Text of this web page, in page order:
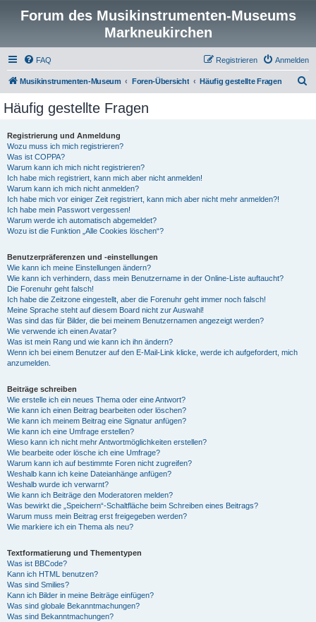
Forum des Musikinstrumenten-Museums
Markneukirchen
FAQ Anmelden
Registrieren
Musikinstrumenten-Museum Foren-Übersicht Häufig gestellte Fragen
Häufig gestellte Fragen
Registrierung und Anmeldung
Wozu muss ich mich registrieren?
Was ist COPPA?
Warum kann ich mich nicht registrieren?
Ich habe mich registriert, kann mich aber nicht anmelden!
Warum kann ich mich nicht anmelden?
Ich habe mich vor einiger Zeit registriert, kann mich aber nicht mehr anmelden?!
Ich habe mein Passwort vergessen!
Warum werde ich automatisch abgemeldet?
Wozu ist die Funktion „Alle Cookies löschen“?
Benutzerpräferenzen und -einstellungen
Wie kann ich meine Einstellungen ändern?
Wie kann ich verhindern, dass mein Benutzername in der Online-Liste auftaucht?
Die Forenuhr geht falsch!
Ich habe die Zeitzone eingestellt, aber die Forenuhr geht immer noch falsch!
Meine Sprache steht auf diesem Board nicht zur Auswahl!
Was sind das für Bilder, die bei meinem Benutzernamen angezeigt werden?
Wie verwende ich einen Avatar?
Was ist mein Rang und wie kann ich ihn ändern?
Wenn ich bei einem Benutzer auf den E-Mail-Link klicke, werde ich aufgefordert, mich
anzumelden.
Beiträge schreiben
Wie erstelle ich ein neues Thema oder eine Antwort?
Wie kann ich einen Beitrag bearbeiten oder löschen?
Wie kann ich meinem Beitrag eine Signatur anfügen?
Wie kann ich eine Umfrage erstellen?
Wieso kann ich nicht mehr Antwortmöglichkeiten erstellen?
Wie bearbeite oder lösche ich eine Umfrage?
Warum kann ich auf bestimmte Foren nicht zugreifen?
Weshalb kann ich keine Dateianhänge anfügen?
Weshalb wurde ich verwarnt?
Wie kann ich Beiträge den Moderatoren melden?
Was bewirkt die „Speichern“-Schaltfläche beim Schreiben eines Beitrags?
Warum muss mein Beitrag erst freigegeben werden?
Wie markiere ich ein Thema als neu?
Textformatierung und Thementypen
Was ist BBCode?
Kann ich HTML benutzen?
Was sind Smilies?
Kann ich Bilder in meine Beiträge einfügen?
Was sind globale Bekanntmachungen?
Was sind Bekanntmachungen?